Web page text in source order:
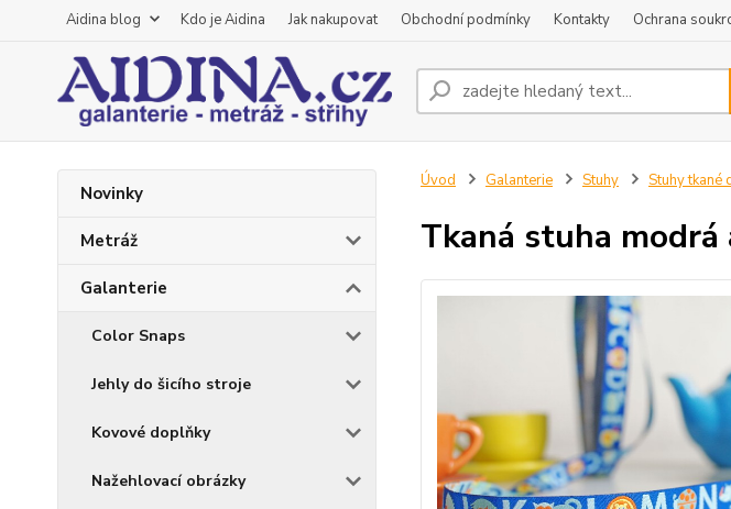
Aidina blog Kdo je Aidina Jak nakupovat Obchodní podmínky Kontakty Ochrana
Novinky
Metráž
Galanterie
Color Snaps
Jehly do šicího stroje
Kovové doplňky
Nažehlovací obrázky
Úvod Galanterie Stuhy Stuhy tkané
Tkaná stuha modrá